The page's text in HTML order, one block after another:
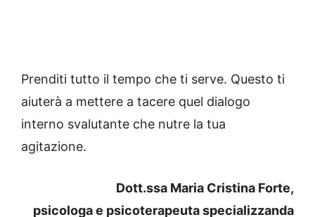
Prenditi tutto il tempo che ti serve. Questo ti
aiuterà a mettere a tacere quel dialogo
interno svalutante che nutre la tua
agitazione.
Dott.ssa Maria Cristina Forte,
psicologa e psicoterapeuta specializzanda